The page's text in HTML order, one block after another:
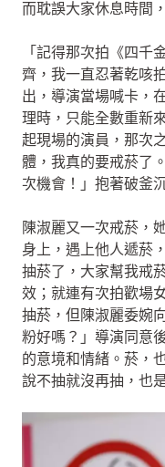
而耽誤大家休息時間
「記得那次拍《四千
齊，我一直忍著乾咳
出，導演當場喊卡，
理時，只能全數重新
起現場的演員，那次
體，我真的要戒菸了
次機會！」抱著破釜
陳淑麗又一次戒菸，
身上，遇上他人遞菸
抽菸了，大家幫我戒
效；就連有次拍歡場
抽菸，但陳淑麗委婉
粉好嗎？」導演同意
的意境和情緒。菸，
說不抽就沒再抽，也